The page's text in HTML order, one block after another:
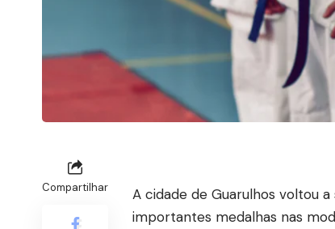
Compartilhar
A cidade de Guarulhos voltou
importantes medalhas nas